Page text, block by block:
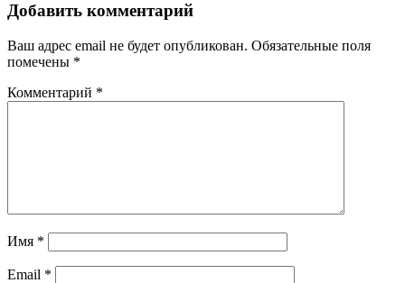
Добавить комментарий
Ваш адрес email не будет опубликован. Обязательные поля
помечены *
Комментарий *
Имя *
Email *